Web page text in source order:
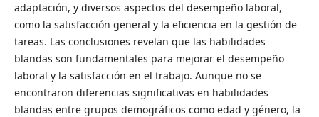
adaptación, y diversos aspectos del desempeño laboral,
como la satisfacción general y la eficiencia en la gestión de
tareas. Las conclusiones revelan que las habilidades
blandas son fundamentales para mejorar el desempeño
laboral y la satisfacción en el trabajo. Aunque no se
encontraron diferencias significativas en habilidades
blandas entre grupos demográficos como edad y género, la